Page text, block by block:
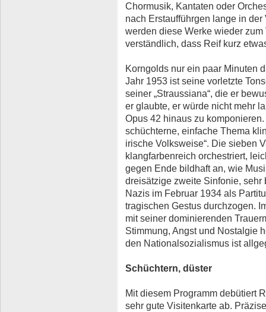
Chormusik, Kantaten oder
nach Erstaufführgen lange in
werden diese Werke wieder
verständlich, dass Reif kurz
Korngolds nur ein paar Minuten
Jahr 1953 ist seine vorletzte
seiner „Straussiana“, die er
er glaubte, er würde nicht mehr
Opus 42 hinaus zu
schüchterne, einfache Thema
irische Volksweise“. Die sieben
klangfarbenreich orchestriert,
gegen Ende bildhaft an, wie
dreisätzige zweite Sinfonie,
Nazis im Februar 1934 als
tragischen Gestus durchzogen.
mit seiner dominierenden
Stimmung, Angst und Nostalgie
den Nationalsozialismus ist
Schüchtern, düster
Mit diesem Programm debütiert
sehr gute Visitenkarte ab.